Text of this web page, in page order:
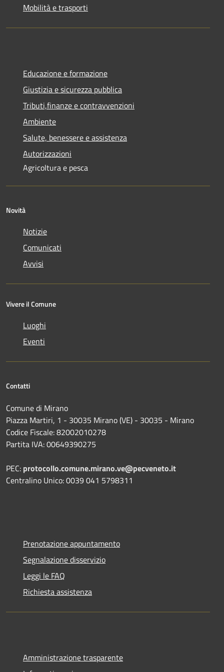
Mobilità e trasporti
Educazione e formazione
Giustizia e sicurezza pubblica
Tributi,finanze e contravvenzioni
Ambiente
Salute, benessere e assistenza
Autorizzazioni
Agricoltura e pesca
Novità
Notizie
Comunicati
Avvisi
Vivere il Comune
Luoghi
Eventi
Contatti
Comune di Mirano
Piazza Martiri, 1 - 30035 Mirano (VE) - 30035 - Mirano
Codice Fiscale: 82002010278
Partita IVA: 00649390275
PEC: protocollo.comune.mirano.ve@pecveneto.it
Centralino Unico: 0039 041 5798311
Prenotazione appuntamento
Segnalazione disservizio
Leggi le FAQ
Richiesta assistenza
Amministrazione trasparente